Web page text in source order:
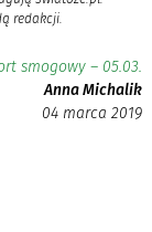
redakcji.
smogowy – 05.03.
Anna Michalik
04 marca 2019